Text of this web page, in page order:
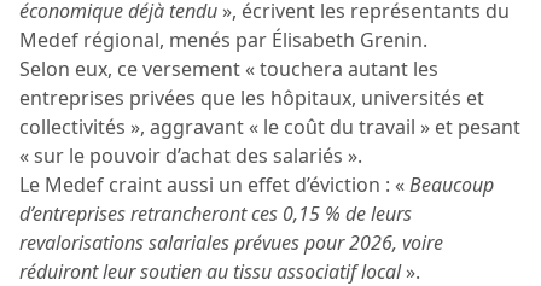
économique déjà tendu », écrivent les représentants du
Medef régional, menés par Élisabeth Grenin.
Selon eux, ce versement « touchera autant les
entreprises privées que les hôpitaux, universités et
collectivités », aggravant « le coût du travail » et pesant
« sur le pouvoir d’achat des salariés ».
Le Medef craint aussi un effet d’éviction : «Beaucoup
d’entreprises retrancheront ces 0,15 % de leurs
revalorisations salariales prévues pour 2026, voire
réduiront leur soutien au tissu associatif local».